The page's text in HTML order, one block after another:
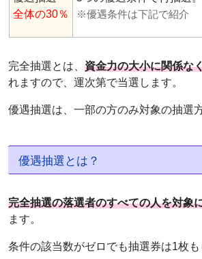
全体の30％
※優遇条件は下記で紹介
完全抽選とは、 資金力の大小に関係な
れますので、運次第で当選します。
優遇抽選は、一部の方のみ対象の抽選
優遇抽選とは？
完全抽選の落選者のすべての人を対象
ます。
条件の該当数がゼロでも抽選券は1枚も